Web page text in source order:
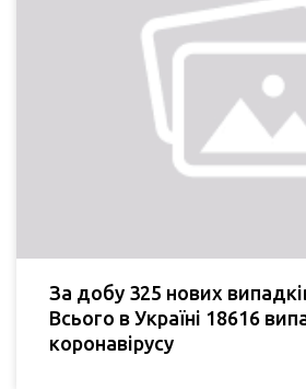
За добу 325 нових
Всього в Україні 18616
коронавірусу